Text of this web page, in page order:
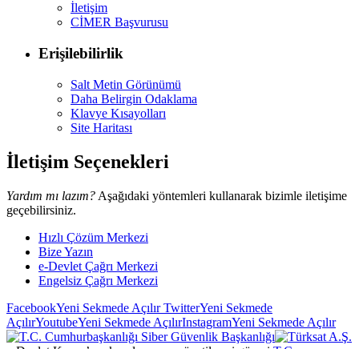
İletişim
CİMER Başvurusu
Erişilebilirlik
Salt Metin Görünümü
Daha Belirgin Odaklama
Klavye Kısayolları
Site Haritası
İletişim Seçenekleri
Yardım mı lazım? Aşağıdaki yöntemleri kullanarak bizimle iletişime
geçebilirsiniz.
Hızlı Çözüm Merkezi
Bize Yazın
e-Devlet Çağrı Merkezi
Engelsiz Çağrı Merkezi
FacebookYeni Sekmede AçılırTwitterYeni Sekmede
AçılırYoutubeYeni Sekmede AçılırInstagramYeni Sekmede Açılır